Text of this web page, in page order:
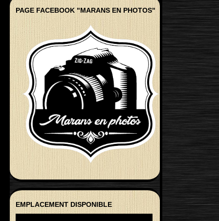
PAGE FACEBOOK "MARANS EN PHOTOS"
EMPLACEMENT DISPONIBLE